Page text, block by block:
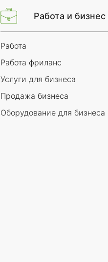
Работа и бизнес
Работа
Работа фриланс
Услуги для бизнеса
Продажа бизнеса
Оборудование для бизнеса